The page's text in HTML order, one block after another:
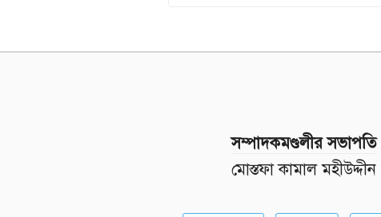
সম্পাদকমণ্ডলীর সভাপতি
মোস্তফা কামাল মহীউদ্দীন